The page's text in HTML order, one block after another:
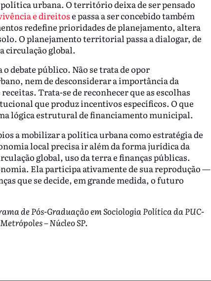
urbana. O território deixa de ser pensado
e direitose passa a ser concebido também
redefine prioridades de planejamento, altera
O planejamento territorial passa a dialogar, de
circulação global.
debate público. Não se trata de opor
nem de desconsiderar a importância da
Trata-se de reconhecer que as escolhas
que produz incentivos específicos. O que
lógica estrutural de financiamento municipal.
a mobilizar a política urbana como estratégia de
local precisa ir além da forma jurídica da
global, uso da terra e finanças públicas.
Ela participa ativamente de sua reprodução —
que se decide, em grande medida, o futuro
de Pós-Graduação em Sociologia Política da PUC-
– Núcleo SP.